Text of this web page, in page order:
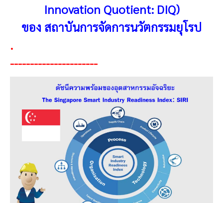
Innovation Quotient: DIQ)
ของ สถาบันการจัดการนวัตกรรมยุโรป
.
----------------------